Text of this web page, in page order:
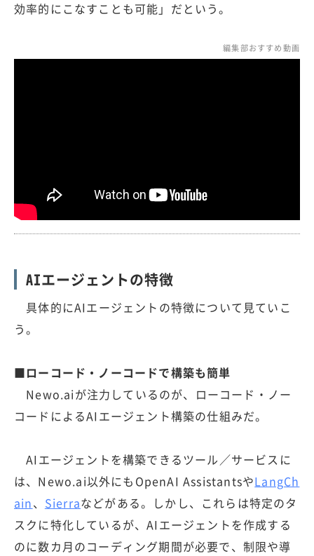
効率的にこなすことも可能」だという。
編集部おすすめ動画
AIエージェントの特徴
具体的にAIエージェントの特徴について見ていこ
う。
■ローコード・ノーコードで構築も簡単
Newo.aiが注力しているのが、ローコード・ノー
コードによるAIエージェント構築の仕組みだ。
AIエージェントを構築できるツール／サービスに
は、Newo.ai以外にもOpenAI AssistantsやLangCh
ain、 Sierraなどがある。しかし、これらは特定のタ
スクに特化しているが、AIエージェントを作成する
のに数カ月のコーディング期間が必要で、制限や導